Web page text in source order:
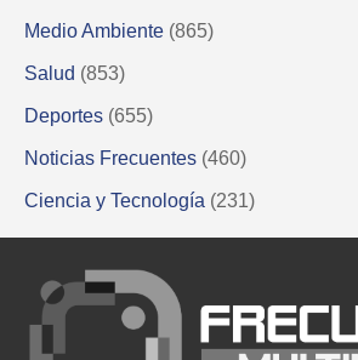
Medio Ambiente (865)
Salud (853)
Deportes (655)
Noticias Frecuentes (460)
Ciencia y Tecnología (231)